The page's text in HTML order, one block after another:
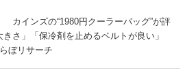
カインズの“1980円クーラーバッグ”が評
さ」「保冷剤を止めるベルトが良い」
ぼリサーチ